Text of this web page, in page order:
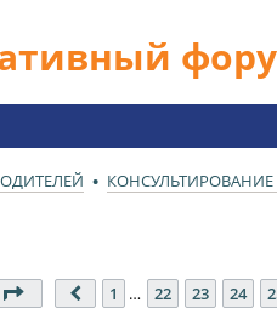
КОНСУЛЬТИРОВАНИЕ
Страница 26 из 26
Пред.
1 … 22 23 24